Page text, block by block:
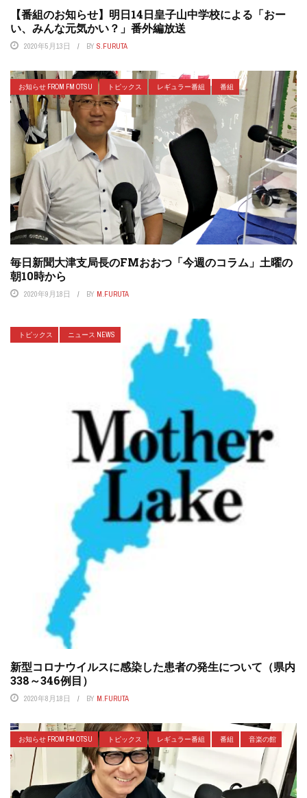
【番組のお知らせ】明日14日皇子山中学校による「おー
い、みんな元気かい？」番外編放送
2020年5月13日 BY S.FURUTA
お知らせ FROM FM OTSU トピックス レギュラー番組 番組
毎日新聞大津支局長のFMおおつ「今週のコラム」土曜の
朝10時から
2020年9月18日 BY M.FURUTA
トピックス ニュース NEWS
新型コロナウイルスに感染した患者の発生について（県内
338～346例目）
2020年8月18日 BY M.FURUTA
お知らせ FROM FM OTSU トピックス レギュラー番組 番組 音楽の館